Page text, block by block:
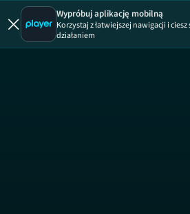
Wypróbuj aplikację mobilną
Korzystaj z łatwiejszej nawigacji i ciesz
działaniem